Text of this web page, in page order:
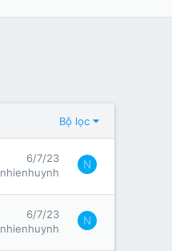
Bộ lọc
6/7/23
nhienhuynh
N
6/7/23
nhienhuynh
N